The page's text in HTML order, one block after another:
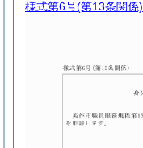
様式第6号(第13条関係)